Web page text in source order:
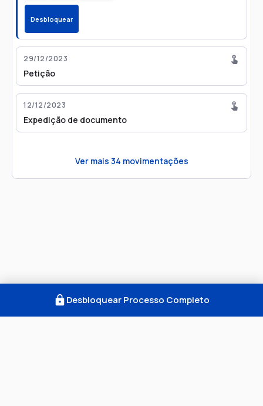
Desbloquear
29/12/2023
Petição
12/12/2023
Expedição de documento
Ver mais 34 movimentações
Desbloquear Processo Completo